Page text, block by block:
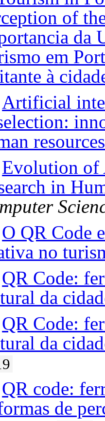
of
da
em
à
Artificial
Evolution
in
O QR Code
no
QR Code:
da
QR Code:
da
QR code:
de